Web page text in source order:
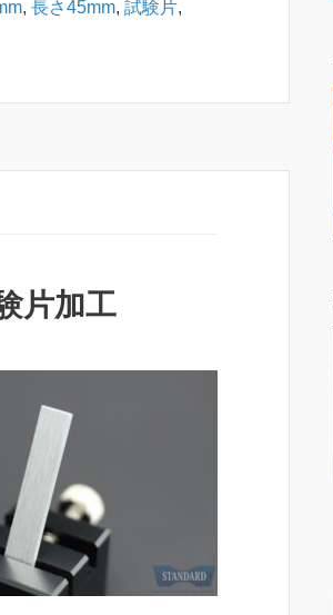
, 長さ45mm, 試験片,
片加工